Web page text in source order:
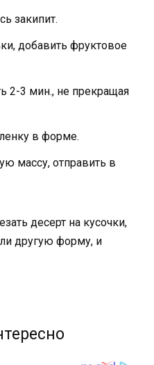
закипит.
добавить фруктовое
2-3 мин., не прекращая
в форме.
массу, отправить в
десерт на кусочки,
другую форму, и